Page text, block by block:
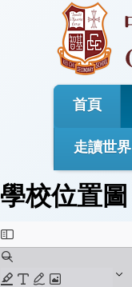
首頁
走讀世界
學校位置圖